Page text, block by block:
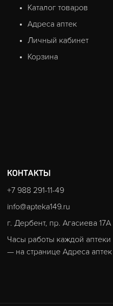
Каталог товаров
Адреса аптек
Личный кабинет
Корзина
КОНТАКТЫ
+7 988 291-11-49
info@apteka149.ru
г. Дербент, пр. Агасиева 17А
Часы работы каждой аптеки
— на странице Адреса аптек